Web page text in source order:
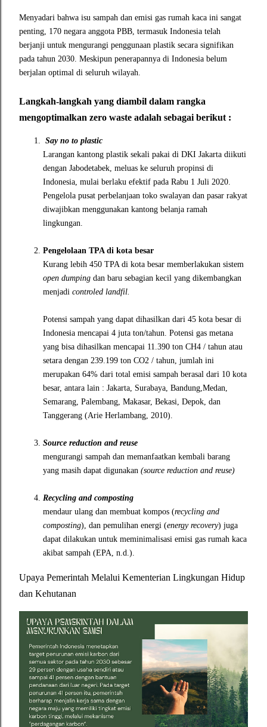
Menyadari bahwa isu sampah dan emisi gas rumah kaca ini sangat
penting, 170 negara anggota PBB, termasuk Indonesia telah
berjanji untuk mengurangi penggunaan plastik secara signifikan
pada tahun 2030. Meskipun penerapannya di Indonesia belum
berjalan optimal di seluruh wilayah.
Langkah-langkah yang diambil dalam rangka
mengoptimalkan zero waste adalah sebagai berikut :
Say no to plastic
Larangan kantong plastik sekali pakai di DKI Jakarta diikuti
dengan Jabodetabek, meluas ke seluruh propinsi di
Indonesia, mulai berlaku efektif pada Rabu 1 Juli 2020.
Pengelola pusat perbelanjaan toko swalayan dan pasar rakyat
diwajibkan menggunakan kantong belanja ramah
lingkungan.
Pengelolaan TPA di kota besar
Kurang lebih 450 TPA di kota besar memberlakukan sistem
open dumping dan baru sebagian kecil yang dikembangkan
menjadi controled landfil.
Potensi sampah yang dapat dihasilkan dari 45 kota besar di
Indonesia mencapai 4 juta ton/tahun. Potensi gas metana
yang bisa dihasilkan mencapai 11.390 ton CH4 / tahun atau
setara dengan 239.199 ton CO2 / tahun, jumlah ini
merupakan 64% dari total emisi sampah berasal dari 10 kota
besar, antara lain : Jakarta, Surabaya, Bandung,Medan,
Semarang, Palembang, Makasar, Bekasi, Depok, dan
Tanggerang (Arie Herlambang, 2010).
Source reduction and reuse
mengurangi sampah dan memanfaatkan kembali barang
yang masih dapat digunakan (source reduction and reuse)
Recycling and composting
mendaur ulang dan membuat kompos (recycling and
composting), dan pemulihan energi (energy recovery) juga
dapat dilakukan untuk meminimalisasi emisi gas rumah kaca
akibat sampah (EPA, n.d.).
Upaya Pemerintah Melalui Kementerian Lingkungan Hidup
dan Kehutanan